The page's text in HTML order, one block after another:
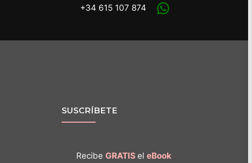
+34 615 107 874
SUSCRÍBETE
Recibe GRATIS el eBook